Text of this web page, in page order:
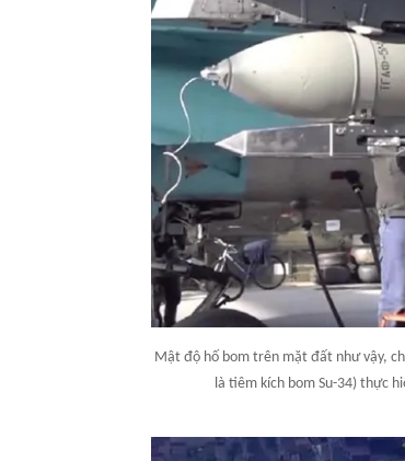
Mật độ hố bom trên mặt đất như vậy,
là tiêm kích bom Su-34) thực